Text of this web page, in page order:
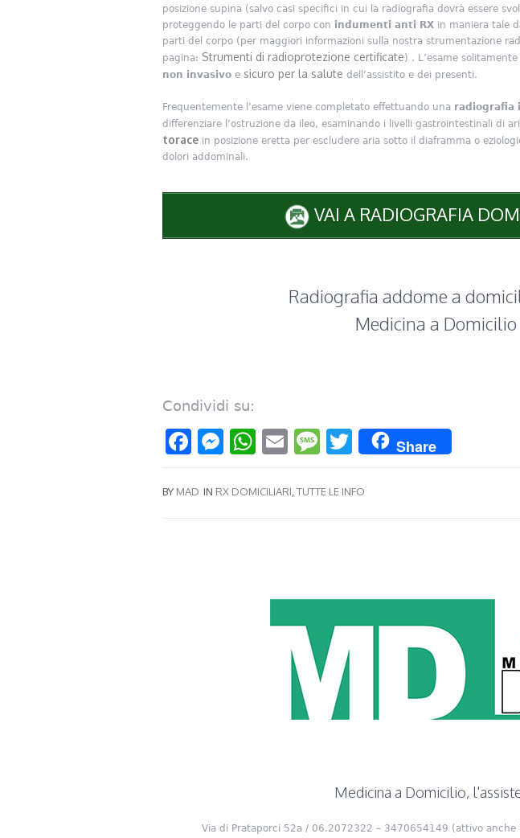
posizione supina (salvo casi specifici in cui la radiografia dovrà essere
proteggendo le parti del corpo con indumenti anti RX in maniera tale
parti del corpo (per maggiori informazioni sulla nostra strumentazione
pagina: Strumenti di radioprotezione certificate) . L’esame solitamente
non invasivo e sicuro per la salute dell’assistito e dei presenti.
Frequentemente l’esame viene completato effettuando una radiografia
differenziare l’ostruzione da ileo, esaminando i livelli gastrointestinali di
torace in posizione eretta per escludere aria sotto il diaframma o
dolori addominali.
VAI A RADIOGRAFIA
Radiografia addome a
Medicina a Domicilio
Condividi su:
Facebook
Messenger
WhatsApp
EmailMessage
Twitter
Share
BY MAD IN RX DOMICILIARI TUTTE LE INFO
Medicina a Domicilio,
Via di Prataporci 52a / 06.2072322 – 3470654149 (attivo